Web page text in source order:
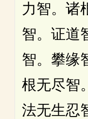
力智。诸
智。证道
智。攀缘
根无尽智
法无生忍